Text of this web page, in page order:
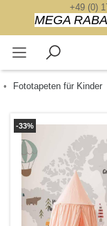
+49 (0)
MEGA
Fototapeten für Kinder
-33%